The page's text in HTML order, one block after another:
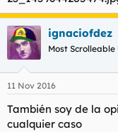
ignaciofdez
Most Scrolleable
11 Nov 2016
También soy de la
cualquier caso